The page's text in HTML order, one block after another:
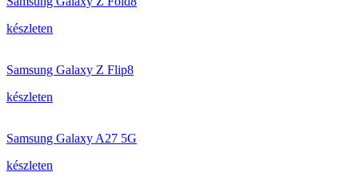
készleten
Samsung Galaxy Z Flip8
készleten
Samsung Galaxy A27 5G
készleten